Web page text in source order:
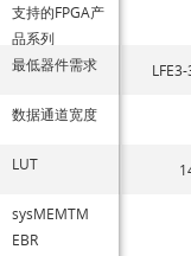
支持的FPGA产
品系列
最低器件需求
数据通道宽度
LUT
sysMEMTM
EBR